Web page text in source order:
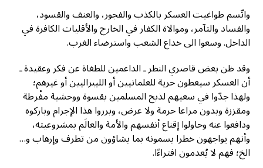
واتّسم طواغيت العسكر بالكذب والفجور، والعنف والقسود،
والفساد والتآمر، وموالاة الكفار في الخارج والأقليات الكافرة في
الداخل. وسعوا الى خداع الشعب واسترضاء الغرب.
وقد ظن بعض قاصري النظر ـ الداعمين للطغاة عن فكر وعقيدة ـ
أن العسكر سيعطون حرية للعلمانيين أو الليبراليين أو غيرهم؛
ولهذا جدّوا في سعيهم لذبح المسلمين بقسوة ووحشية مفْرطة
ومقززة وبدون مراعا حرمة ولا عرض، وبرروا هذا الإجرام وباركوه
ودافعوا عنه وحاولوا إقناع أنفسهم والأمة والعالَم بمشروعيته،
وأنهم يواجهون خطرا يسمونه بما يشاؤون من تطرف وإرهاب و…
الخ؛ فهم لا يُعدمون افتراءًا.